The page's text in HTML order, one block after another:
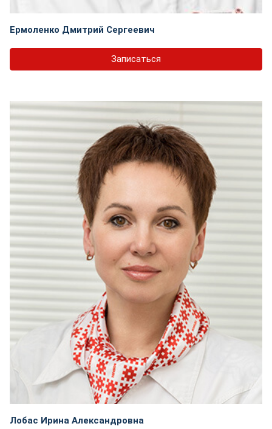
Ермоленко Дмитрий Сергеевич
Записаться
Лобас Ирина Александровна